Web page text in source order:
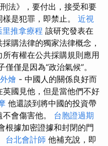
法》，要付出，接受和要
是犯罪，即禁止。 近視
里推拿療程 該研究發表在
購法律的獨家法律概念，
有權在公共採購規則應用
僅是因為“政治氣候”。
燴 - 中國人的關係良好而
國見他，但是當他們不好
他還談到將中國的投資帶
會傷害他。 台胞證過期
根據加密證據和封閉的門
台北會計師 他補充說，即